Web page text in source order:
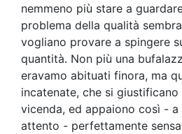
nemmeno più stare a
problema della qualità
vogliano provare a spingere
quantità. Non più una
eravamo abituati finora, ma
incatenate, che si giustificano
vicenda, ed appaiono così -
attento - perfettamente